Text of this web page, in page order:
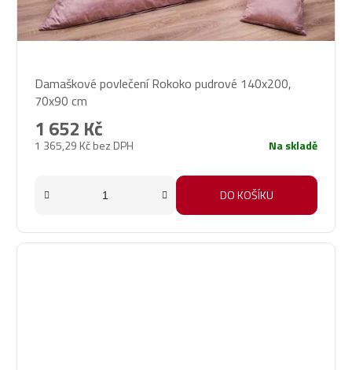
hodnocení
produktu
je
5,0
hvězdiček.
Damaškové povlečení Rokoko pudrové 140x200,
70x90 cm
1 365,29 Kč bez DPH
1 652 Kč
Na skladě
DO KOŠÍKU